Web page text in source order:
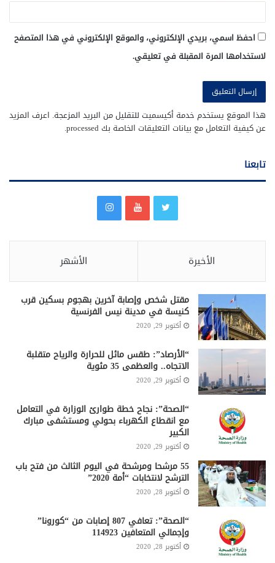
احفظ اسمي، بريدي الإلكتروني، والموقع الإلكتروني في هذا المتصفح
لاستخدامها المرة المقبلة في تعليقي.
هذا الموقع يستخدم خدمة أكيسميت للتقليل من البريد المزعجة. اعرف المزيد
عن كيفية التعامل مع بيانات التعليقات الخاصة بك processed
.
تابعنا
الأخيرة الأشهر
مقتل شخص وإصابة آخرين بهجوم بسكين قرب
كنيسة في مدينة نيس الفرنسية
أكتوبر 29, 2020
“الأرصاد”: طقس مائل للحرارة والرياح متقلبة
الاتجاه.. والعظمى 35 مئوية
أكتوبر 29, 2020
“الصحة”: نجاح خطة طوارئ الوزارة في التعامل
مع انقطاع الكهرباء بحولي ومستشفى مبارك
الكبير
أكتوبر 29, 2020
55 مرشحا ومرشحة في اليوم الثالث من فتح باب
الترشح لانتخابات “أمة 2020”
أكتوبر 28, 2020
“الصحة”: تعافي 807 إصابات من “كورونا”
وإجمالي المتعافين 114923
أكتوبر 28, 2020